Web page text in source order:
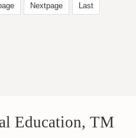
Nextpage Last
Education, TM